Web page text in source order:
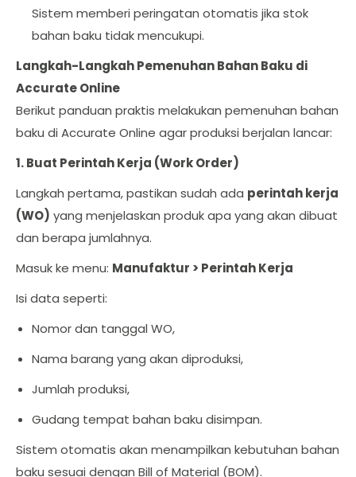
Sistem memberi peringatan otomatis jika stok
bahan baku tidak mencukupi.
Langkah-Langkah Pemenuhan Bahan Baku di
Accurate Online
Berikut panduan praktis melakukan pemenuhan bahan
baku di Accurate Online agar produksi berjalan lancar:
1. Buat Perintah Kerja (Work Order)
Langkah pertama, pastikan sudah ada perintah kerja
(WO) yang menjelaskan produk apa yang akan dibuat
dan berapa jumlahnya.
Masuk ke menu: Manufaktur > Perintah Kerja
Isi data seperti:
Nomor dan tanggal WO,
Nama barang yang akan diproduksi,
Jumlah produksi,
Gudang tempat bahan baku disimpan.
Sistem otomatis akan menampilkan kebutuhan bahan
baku sesuai dengan Bill of Material (BOM).